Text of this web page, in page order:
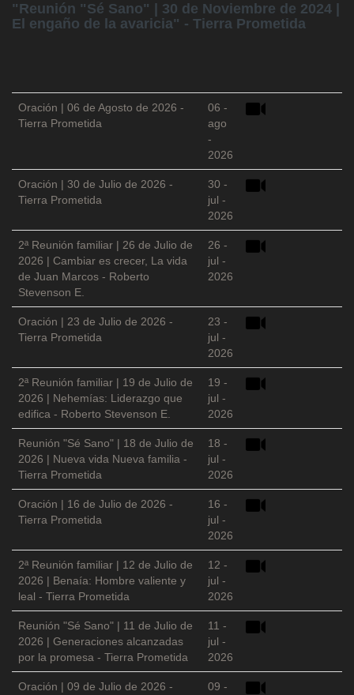
"Reunión "Sé Sano" | 30 de Noviembre de 2024 |
El engaño de la avaricia" - Tierra Prometida
Oración | 06 de Agosto de 2026 -
Tierra Prometida
06 -
ago
-
2026
Oración | 30 de Julio de 2026 -
Tierra Prometida
30 -
jul -
2026
2ª Reunión familiar | 26 de Julio de
2026 | Cambiar es crecer, La vida
de Juan Marcos - Roberto
Stevenson E.
26 -
jul -
2026
Oración | 23 de Julio de 2026 -
Tierra Prometida
23 -
jul -
2026
2ª Reunión familiar | 19 de Julio de
2026 | Nehemías: Liderazgo que
edifica - Roberto Stevenson E.
19 -
jul -
2026
Reunión "Sé Sano" | 18 de Julio de
2026 | Nueva vida Nueva familia -
Tierra Prometida
18 -
jul -
2026
Oración | 16 de Julio de 2026 -
Tierra Prometida
16 -
jul -
2026
2ª Reunión familiar | 12 de Julio de
2026 | Benaía: Hombre valiente y
leal - Tierra Prometida
12 -
jul -
2026
Reunión "Sé Sano" | 11 de Julio de
2026 | Generaciones alcanzadas
por la promesa - Tierra Prometida
11 -
jul -
2026
Oración | 09 de Julio de 2026 -
09 -